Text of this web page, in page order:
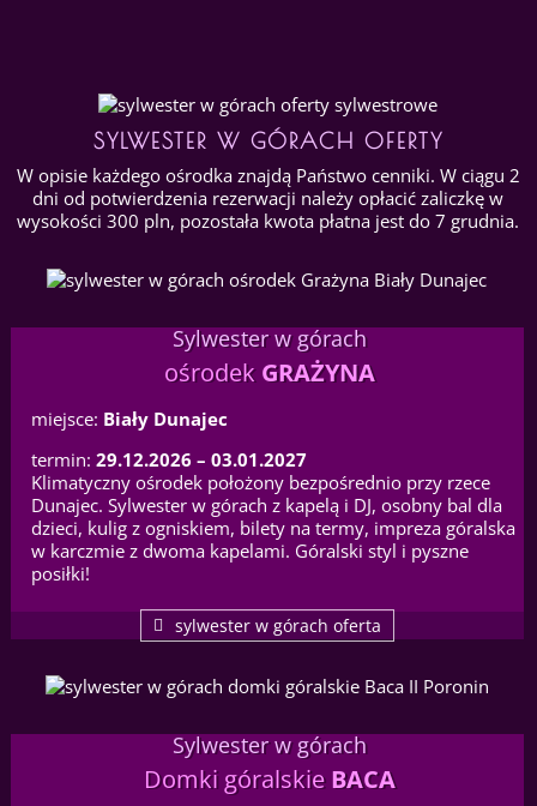
SYLWESTER W GÓRACH OFERTY
W opisie każdego ośrodka znajdą Państwo cenniki. W ciągu 2
dni od potwierdzenia rezerwacji należy opłacić zaliczkę w
wysokości 300 pln, pozostała kwota płatna jest do 7 grudnia.
Sylwester w górach
ośrodekGRAŻYNA
miejsce: Biały Dunajec
termin: 29.12.2026 – 03.01.2027
Klimatyczny ośrodek położony bezpośrednio przy rzece
Dunajec. Sylwester w górach z kapelą i DJ, osobny bal dla
dzieci, kulig z ogniskiem, bilety na termy, impreza góralska
w karczmie z dwoma kapelami. Góralski styl i pyszne
posiłki!
sylwester w górach oferta
Sylwester w górach
Domki góralskieBACA